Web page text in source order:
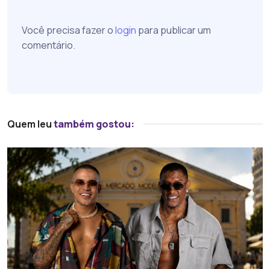
Você precisa fazer ologin para publicar um
comentário.
Quem leutambém gostou: